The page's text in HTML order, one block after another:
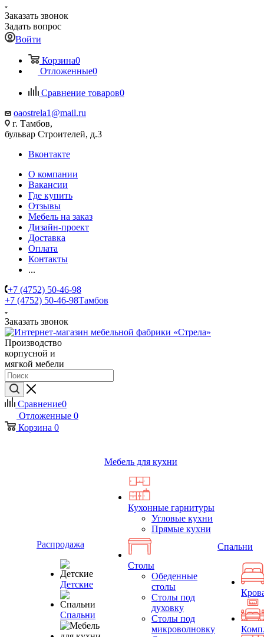
Заказать звонок
Задать вопрос
Войти
Корзина0
Отложенные0
Сравнение товаров0
oaostrela1@mail.ru
г. Тамбов,
бульвар Строителей, д.3
Вконтакте
О компании
Вакансии
Где купить
Отзывы
Мебель на заказ
Дизайн-проект
Доставка
Оплата
Контакты
...
+7 (4752) 50-46-98
+7 (4752) 50-46-98Тамбов
Заказать звонок
Производство
корпусной и
мягкой мебели
Сравнение0
Отложенные 0
Корзина 0
Распродажа
Детские
Спальни
Мебель для кухни
Кухонные гарнитуры
Угловые кухни
Прямые кухни
Столы
Обеденные
столы
Столы под
духовку
Столы под
микроволновку
Спальни